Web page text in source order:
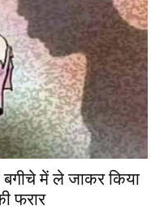
बगीचे में ले जाकर किया
फरार